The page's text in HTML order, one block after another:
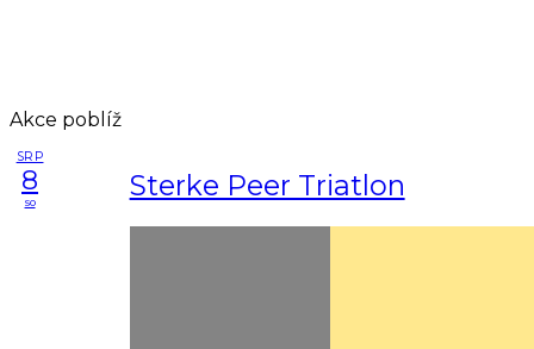
Akce poblíž
SRP
8
so Sterke Peer Triatlon